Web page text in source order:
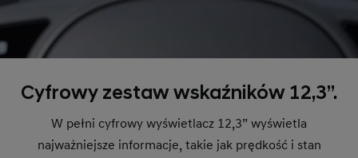
Cyfrowy zestaw wskaźników 12,3”.
W pełni cyfrowy wyświetlacz 12,3” wyświetla
najważniejsze informacje, takie jak prędkość i stan